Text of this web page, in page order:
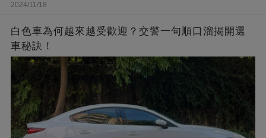
2024/11/18
白色車為何越來越受歡迎？交警一句順口溜揭開選
車秘訣！